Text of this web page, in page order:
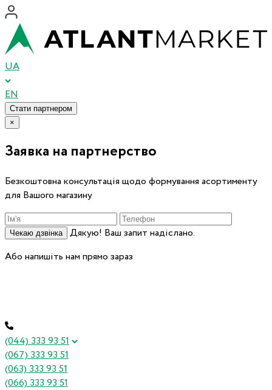
UA
EN
Стати партнером
×
Заявка на партнерство
Безкоштовна консультація щодо формування асортименту
для Вашого магазину
Чекаю дзвінка
Дякую! Ваш запит надіслано.
Або напишіть нам прямо зараз
(044) 333 93 51
(067) 333 93 51
(063) 333 93 51
(066) 333 93 51